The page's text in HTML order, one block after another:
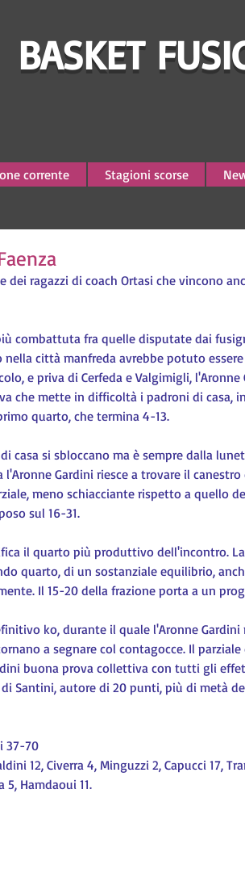
BASKET
corrente Stagioni scorse
dei ragazzi di coach Ortasi che vincono
combattuta fra quelle disputate dai
città manfreda avrebbe potuto
e priva di Cerfeda e Valgimigli, l'Aronne
che mette in difficoltà i padroni di casa,
quarto, che termina 4-13.
casa si sbloccano ma è sempre dalla
Gardini riesce a trovare il
meno schiacciante rispetto a quello
sul 16-31.
il quarto più produttivo dell'incontro.
quarto, di un sostanziale equilibrio,
Il 15-20 della frazione porta a un
ko, durante il quale l'Aronne Gardini
a segnare col contagocce. Il parziale
buona prova collettiva con tutti gli
Santini, autore di 20 punti, più di metà
37-70
12, Civerra 4, Minguzzi 2, Capucci 17,
5, Hamdaoui 11.